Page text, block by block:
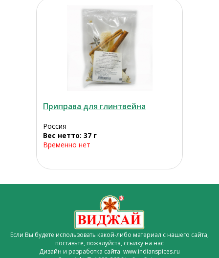
Приправа для глинтвейна
Россия
Вес нетто: 37 г
Временно нет
Если Вы будете использовать какой-либо материал с нашего сайта,
поставьте, пожалуйста, ссылку на нас
Дизайн и разработка сайта www.indianspices.ru